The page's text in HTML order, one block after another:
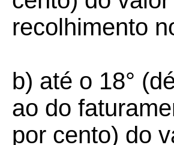
recolhimento
b) até o 18°
ao do
por cento) do